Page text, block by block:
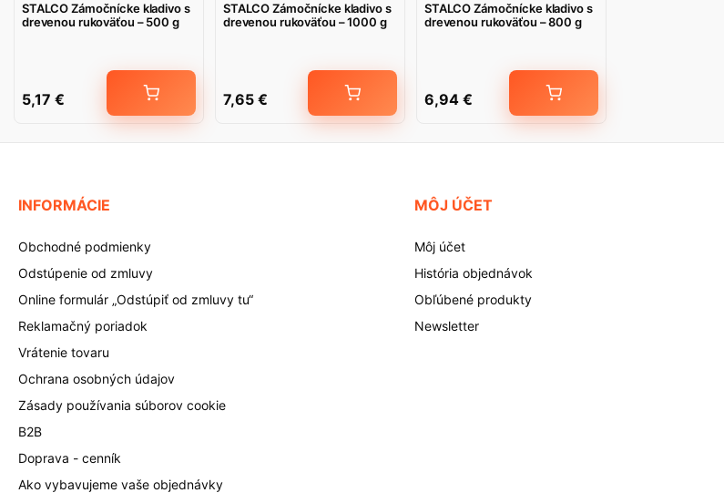
STALCO Zámočnícke kladivo s
drevenou rukoväťou – 500 g
5,17 €
STALCO Zámočnícke kladivo s
drevenou rukoväťou – 1000 g
7,65 €
STALCO Zámočnícke kladivo s
drevenou rukoväťou – 800 g
6,94 €
INFORMÁCIE
Obchodné podmienky
Odstúpenie od zmluvy
Online formulár „Odstúpiť od zmluvy tu“
Reklamačný poriadok
Vrátenie tovaru
Ochrana osobných údajov
Zásady používania súborov cookie
B2B
Doprava - cenník
Ako vybavujeme vaše objednávky
MÔJ ÚČET
Môj účet
História objednávok
Obľúbené produkty
Newsletter